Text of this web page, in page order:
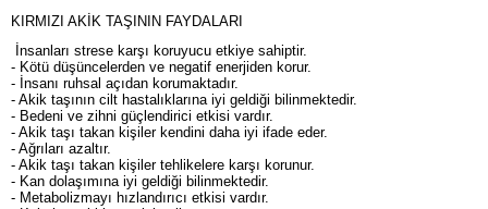
KIRMIZI AKİK TAŞININ FAYDALARI
İnsanları strese karşı koruyucu etkiye sahiptir.
- Kötü düşüncelerden ve negatif enerjiden korur.
- İnsanı ruhsal açıdan korumaktadır.
- Akik taşının cilt hastalıklarına iyi geldiği bilinmektedir.
- Bedeni ve zihni güçlendirici etkisi vardır.
- Akik taşı takan kişiler kendini daha iyi ifade eder.
- Ağrıları azaltır.
- Akik taşı takan kişiler tehlikelere karşı korunur.
- Kan dolaşımına iyi geldiği bilinmektedir.
- Metabolizmayı hızlandırıcı etkisi vardır.